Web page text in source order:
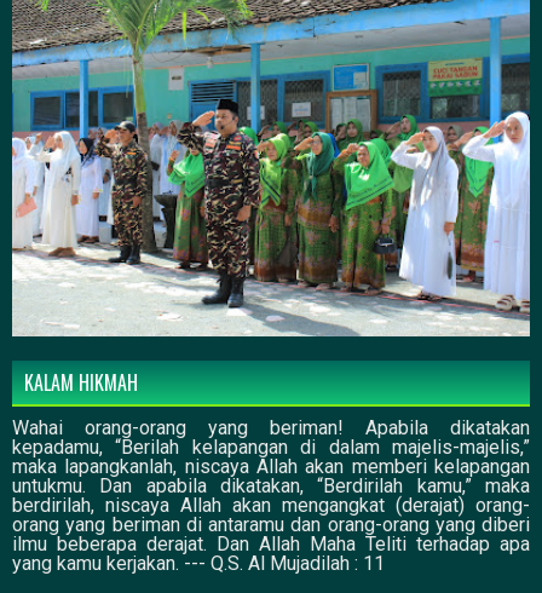
KALAM HIKMAH
Wahai orang-orang yang beriman! Apabila dikatakan
kepadamu, “Berilah kelapangan di dalam majelis-majelis,”
maka lapangkanlah, niscaya Allah akan memberi kelapangan
untukmu. Dan apabila dikatakan, “Berdirilah kamu,” maka
berdirilah, niscaya Allah akan mengangkat (derajat) orang-
orang yang beriman di antaramu dan orang-orang yang diberi
ilmu beberapa derajat. Dan Allah Maha Teliti terhadap apa
yang kamu kerjakan. --- Q.S. Al Mujadilah : 11